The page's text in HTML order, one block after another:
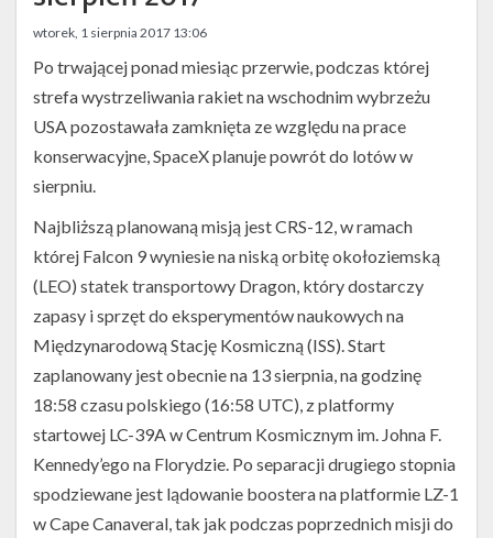
Kalendarze
wtorek, 1 sierpnia 2017 13:06
Po trwającej ponad miesiąc przerwie, podczas której
strefa wystrzeliwania rakiet na wschodnim wybrzeżu
USA pozostawała zamknięta ze względu na prace
konserwacyjne, SpaceX planuje powrót do lotów w
sierpniu.
Najbliższą planowaną misją jest CRS-12, w ramach
której Falcon 9 wyniesie na niską orbitę okołoziemską
(LEO) statek transportowy Dragon, który dostarczy
zapasy i sprzęt do eksperymentów naukowych na
Międzynarodową Stację Kosmiczną (ISS). Start
zaplanowany jest obecnie na 13 sierpnia, na godzinę
18:58 czasu polskiego (16:58 UTC), z platformy
startowej LC-39A w Centrum Kosmicznym im. Johna F.
Kennedy’ego na Florydzie. Po separacji drugiego stopnia
spodziewane jest lądowanie boostera na platformie LZ-1
w Cape Canaveral, tak jak podczas poprzednich misji do